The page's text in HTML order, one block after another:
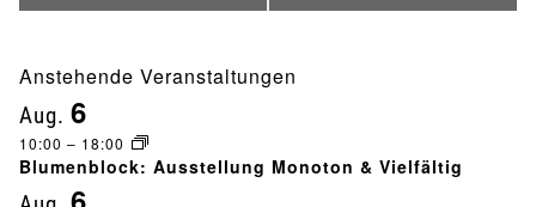
a
n
Anstehende Veranstaltungen
Aug. 6
10:00 – 18:00
Blumenblock: Ausstellung Monoton & Vielfältig